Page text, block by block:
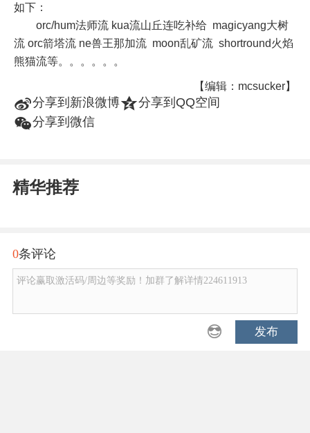
如下：
orc/hum法师流 kua流山丘连吃补给 magicyang大树
流 orc箭塔流 ne兽王那加流 moon乱矿流 shortround火焰
熊猫流等。。。。。。
【编辑：mcsucker】
t分享到新浪微博z分享到QQ空间
w分享到微信
精华推荐
0条评论
评论赢取激活码/周边等奖励！加群了解详情224611913
发布